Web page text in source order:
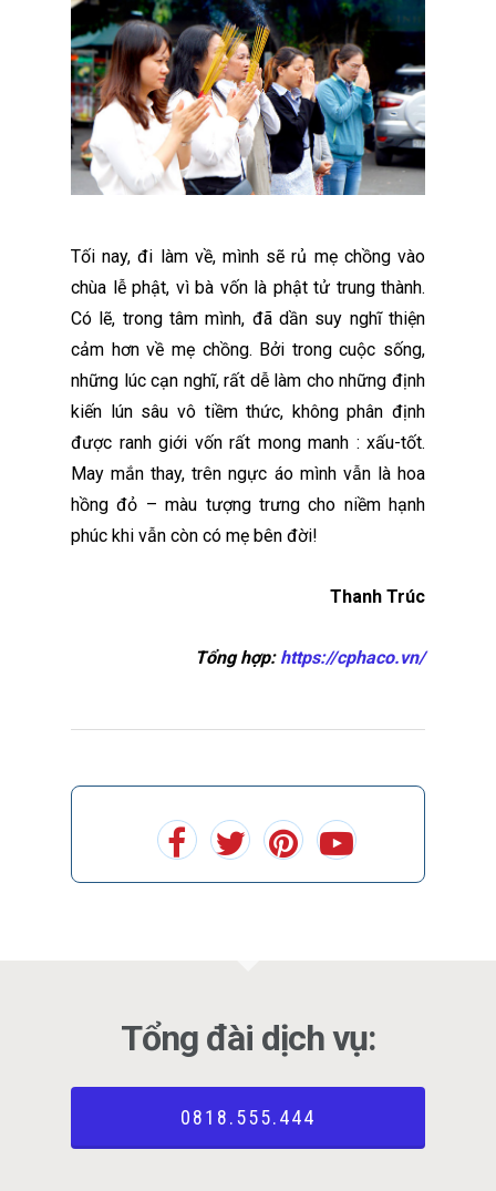
Tối nay, đi làm về, mình sẽ rủ mẹ chồng vào
chùa lễ phật, vì bà vốn là phật tử trung thành.
Có lẽ, trong tâm mình, đã dần suy nghĩ thiện
cảm hơn về mẹ chồng. Bởi trong cuộc sống,
những lúc cạn nghĩ, rất dễ làm cho những định
kiến lún sâu vô tiềm thức, không phân định
được ranh giới vốn rất mong manh : xấu-tốt.
May mắn thay, trên ngực áo mình vẫn là hoa
hồng đỏ – màu tượng trưng cho niềm hạnh
phúc khi vẫn còn có mẹ bên đời!
Thanh Trúc
Tổng hợp: https://cphaco.vn/
Tổng đài dịch vụ:
0818.555.444